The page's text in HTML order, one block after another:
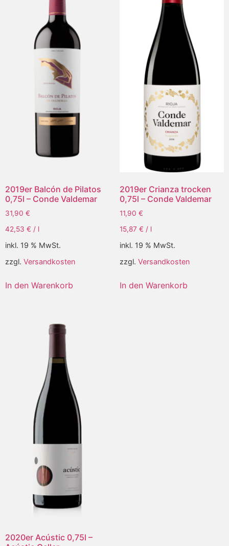
2019er Balcón de Pilatos
0,75l – Conde Valdemar
31,90 €
42,53 € / l
inkl. 19 % MwSt.
zzgl. Versandkosten
In den Warenkorb
2019er Crianza trocken
0,75l – Conde Valdemar
11,90 €
15,87 € / l
inkl. 19 % MwSt.
zzgl. Versandkosten
In den Warenkorb
2020er Acústic 0,75l –